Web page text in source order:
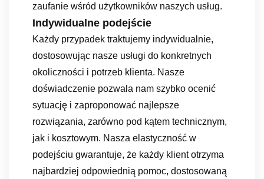
zaufanie wśród użytkowników naszych usług.
Indywidualne podejście
Każdy przypadek traktujemy indywidualnie,
dostosowując nasze usługi do konkretnych
okoliczności i potrzeb klienta. Nasze
doświadczenie pozwala nam szybko ocenić
sytuację i zaproponować najlepsze
rozwiązania, zarówno pod kątem technicznym,
jak i kosztowym. Nasza elastyczność w
podejściu gwarantuje, że każdy klient otrzyma
najbardziej odpowiednią pomoc, dostosowaną